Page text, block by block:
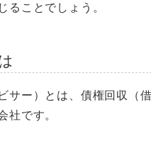
ることでしょう。
サー）とは、債権回収（
社です。